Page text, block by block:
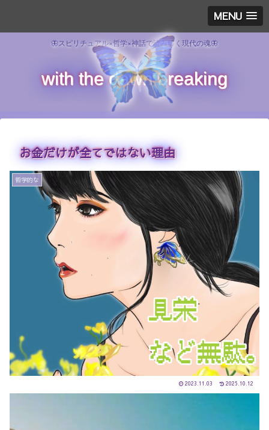
MENU
🦋スピリチュアル×哲学×神話で読み解く現代の魂🦋
with the dawn breaking
お金だけが全てではない理由
哲学的な
2023.11.03 2025.10.12